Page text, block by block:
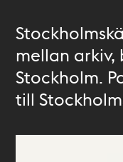
mellan arkiv,
Stockholm.
till